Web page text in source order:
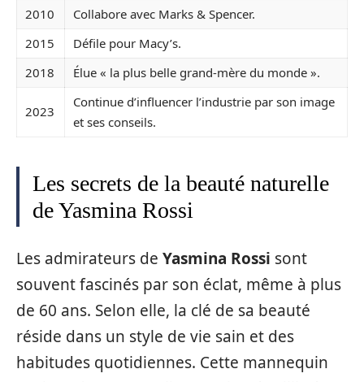
2010
Collabore avec Marks & Spencer.
2015
Défile pour Macy’s.
2018
Élue « la plus belle grand-mère du monde ».
2023
Continue d’influencer l’industrie par son image
et ses conseils.
Les secrets de la beauté naturelle
de Yasmina Rossi
Les admirateurs de Yasmina Rossi sont
souvent fascinés par son éclat, même à plus
de 60 ans. Selon elle, la clé de sa beauté
réside dans un style de vie sain et des
habitudes quotidiennes. Cette mannequin